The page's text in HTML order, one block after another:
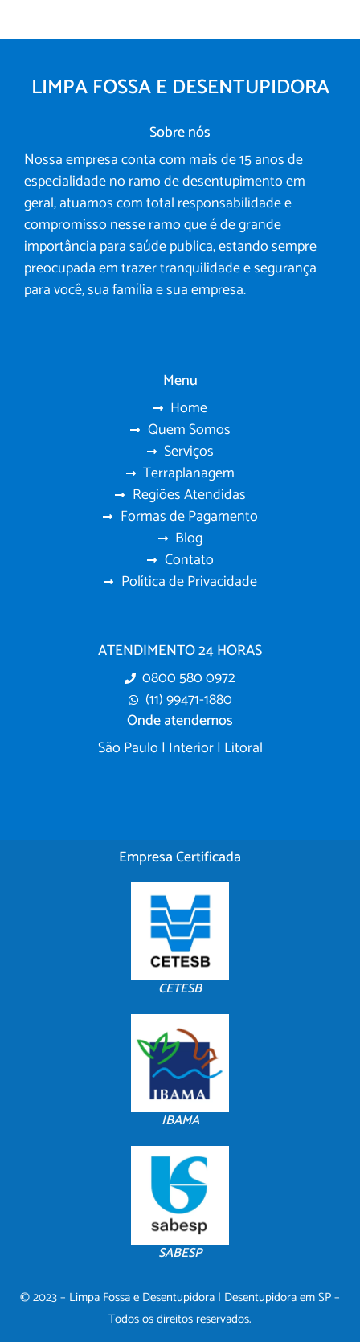
LIMPA FOSSA E DESENTUPIDORA
Sobre nós
Nossa empresa conta com mais de 15 anos de
especialidade no ramo de desentupimento em
geral, atuamos com total responsabilidade e
compromisso nesse ramo que é de grande
importância para saúde publica, estando sempre
preocupada em trazer tranquilidade e segurança
para você, sua família e sua empresa.
Menu
Home
Quem Somos
Serviços
Terraplanagem
Regiões Atendidas
Formas de Pagamento
Blog
Contato
Política de Privacidade
ATENDIMENTO 24 HORAS
0800 580 0972
(11) 99471-1880
Onde atendemos
São Paulo | Interior | Litoral
Empresa Certificada
CETESB
IBAMA
SABESP
© 2023 – Limpa Fossa e Desentupidora | Desentupidora em SP –
Todos os direitos reservados.